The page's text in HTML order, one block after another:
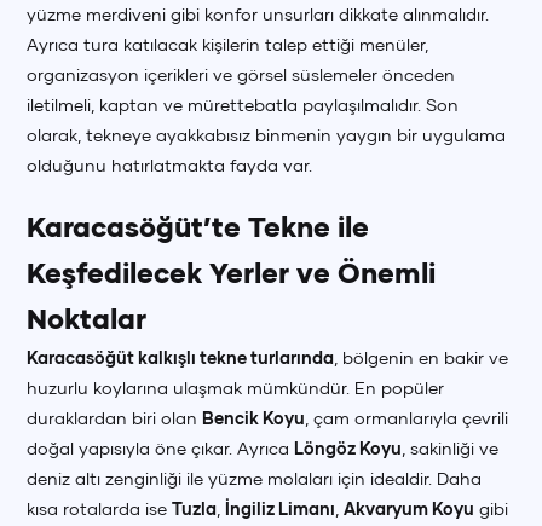
yüzme merdiveni gibi konfor unsurları dikkate alınmalıdır.
Ayrıca tura katılacak kişilerin talep ettiği menüler,
organizasyon içerikleri ve görsel süslemeler önceden
iletilmeli, kaptan ve mürettebatla paylaşılmalıdır. Son
olarak, tekneye ayakkabısız binmenin yaygın bir uygulama
olduğunu hatırlatmakta fayda var.
Karacasöğüt’te Tekne ile
Keşfedilecek Yerler ve Önemli
Noktalar
Karacasöğüt kalkışlı tekne turlarında , bölgenin en bakir ve
huzurlu koylarına ulaşmak mümkündür. En popüler
duraklardan biri olan Bencik Koyu , çam ormanlarıyla çevrili
doğal yapısıyla öne çıkar. Ayrıca Löngöz Koyu , sakinliği ve
deniz altı zenginliği ile yüzme molaları için idealdir. Daha
kısa rotalarda iseTuzla İngiliz Limanı ,Akvaryum Koyu gibi